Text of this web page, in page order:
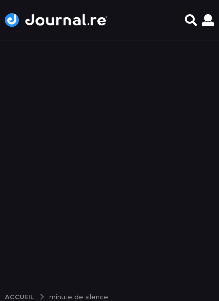
ACCUEIL minute de silence